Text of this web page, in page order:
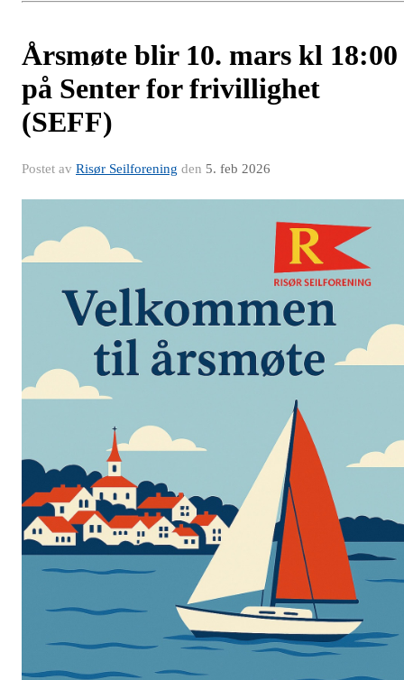
Årsmøte blir 10. mars kl 18:00
på Senter for frivillighet
(SEFF)
Postet av Risør Seilforening den 5. feb 2026